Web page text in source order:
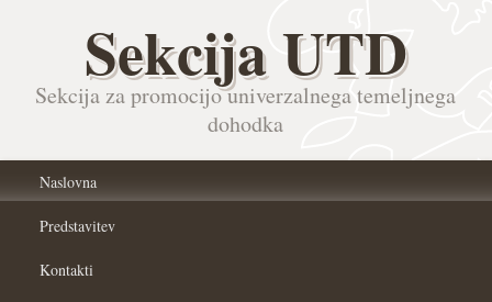
Sekcija UTD
Sekcija za promocijo univerzalnega temeljnega
dohodka
Naslovna
Predstavitev
Kontakti